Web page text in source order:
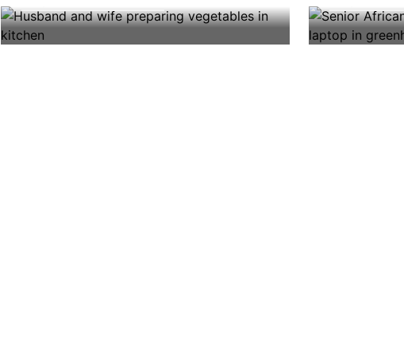
Imagepara diabéticos, artículos sobre
nutrición, clases de cocina en línea y
Imagepor los
reducir el